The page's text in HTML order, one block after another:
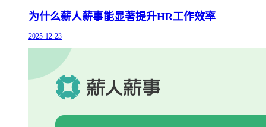
为什么薪人薪事能显著提升HR工作效率
2025-12-23